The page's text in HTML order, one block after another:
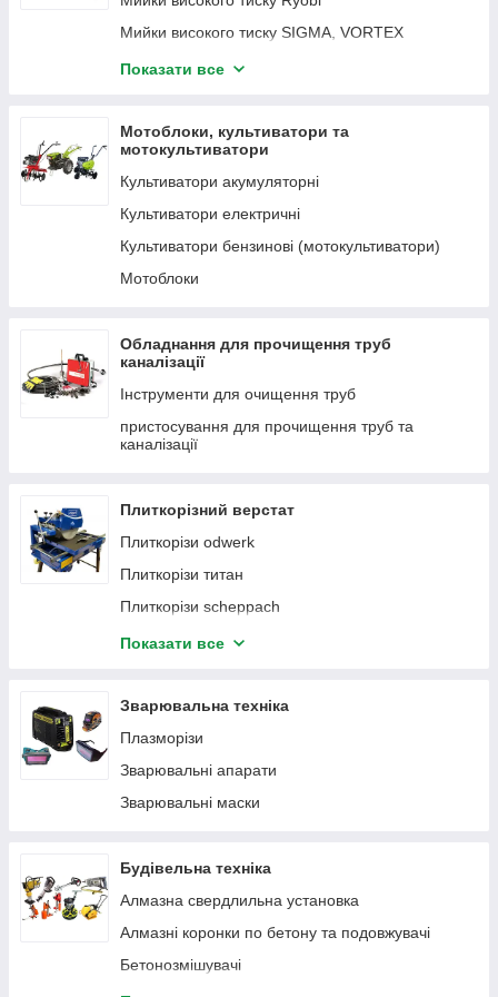
Мийки високого тиску SIGMA, VORTEX
Мийки високого тиску PATRIOT
Мийки високого тиску DWT
Мийки високого тиску QUALCAST
Мийки високого тиску Vitals
Мийки високого тиску Einhell
Мийки високого тиску Tekhmann
Показати все
Мотоблоки, культиватори та
мотокультиватори
Культиватори акумуляторні
Культиватори електричні
Культиватори бензинові (мотокультиватори)
Мотоблоки
Обладнання для прочищення труб
каналізації
Інструменти для очищення труб
пристосування для прочищення труб та
каналізації
Плиткорізний верстат
Плиткорізи odwerk
Плиткорізи титан
Плиткорізи scheppach
Плиткорізи einhell
Плиткорізи LUX
Плиткорізи Ryobi
Плиткорізи Procraft
Плиткорізи Елпром
Плиткорізи INGCO
Показати все
Зварювальна техніка
Плазморізи
Зварювальні апарати
Зварювальні маски
Будівельна техніка
Алмазна свердлильна установка
Алмазні коронки по бетону та подовжувачі
Бетонозмішувачі